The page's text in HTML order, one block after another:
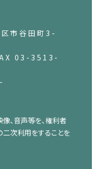
市谷田町3-
03-3513-
、音声等を、権利者
二次利用をすることを